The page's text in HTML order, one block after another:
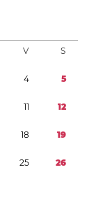
V S
4 5
11 12
18 19
25 26